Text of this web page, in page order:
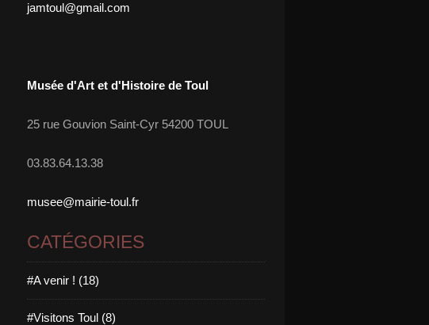
jamtoul@gmail.com
Musée d'Art et d'Histoire de Toul
25 rue Gouvion Saint-Cyr 54200 TOUL
03.83.64.13.38
musee@mairie-toul.fr
CATÉGORIES
#A venir ! (18)
#Visitons Toul (8)